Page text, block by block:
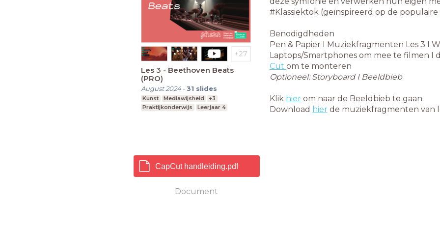
Les 3 - Beethoven Beats
(PRO)
August 2024-31 slides
Kunst Mediawijsheid
+3
Praktijkonderwijs
Leerjaar 4
#Klassiektok (geïnspireerd op de
Benodigdheden
Pen & Papier I Muziekfragmenten Les 3 I
Laptops/Smartphones om mee te filmen I
Cut om te monteren
Optioneel: Storyboard I Beeldbieb
Klik hier om naar de Beeldbieb te gaan.
Download hier de muziekfragmenten van
CapCut handleiding.pdf
Document